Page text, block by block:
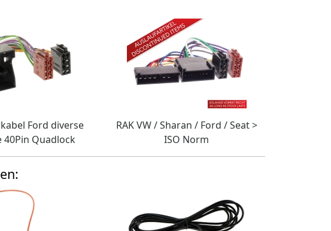
Ford diverse
40Pin Quadlock
RAK VW / Sharan / Ford / Seat >
ISO Norm